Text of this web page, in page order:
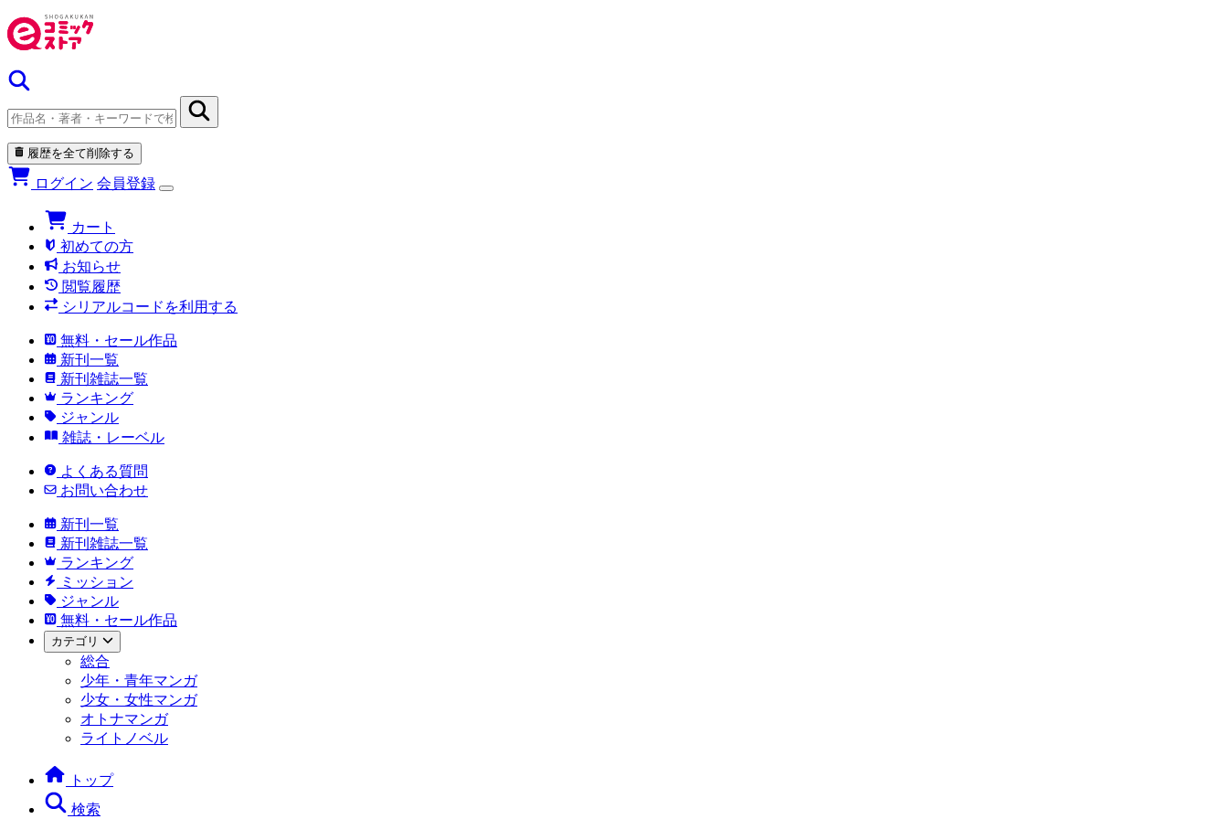
履歴を全て削除する
ログイン 会員登録
カート
初めての方
お知らせ
閲覧履歴
シリアルコードを利用する
無料・セール作品
新刊一覧
新刊雑誌一覧
ランキング
ジャンル
雑誌・レーベル
よくある質問
お問い合わせ
新刊一覧
新刊雑誌一覧
ランキング
ミッション
ジャンル
無料・セール作品
カテゴリ
総合
少年・青年マンガ
少女・女性マンガ
オトナマンガ
ライトノベル
トップ
検索